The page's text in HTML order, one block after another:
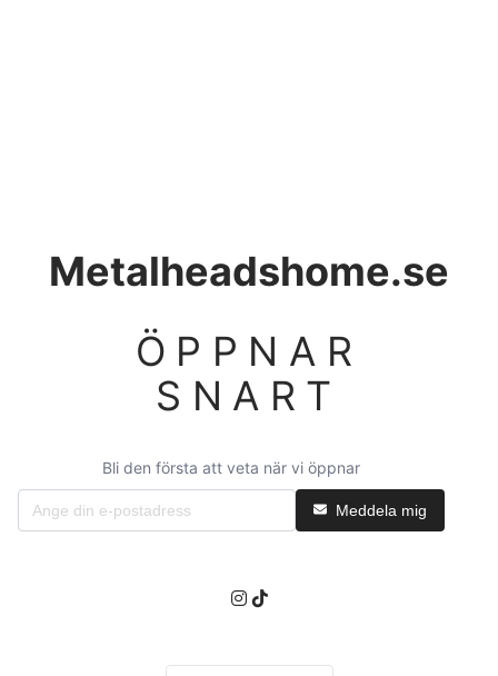
Metalheadshome.se
ÖPPNAR
SNART
Bli den första att veta när vi öppnar
Meddela mig